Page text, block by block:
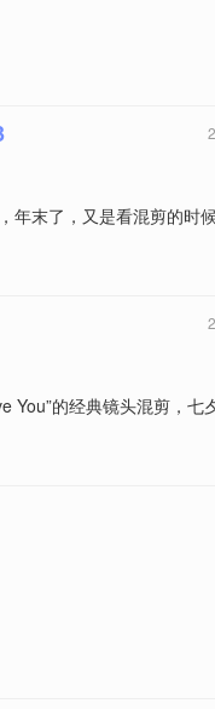
年末了，又是看混剪的时
You”的经典镜头混剪，七